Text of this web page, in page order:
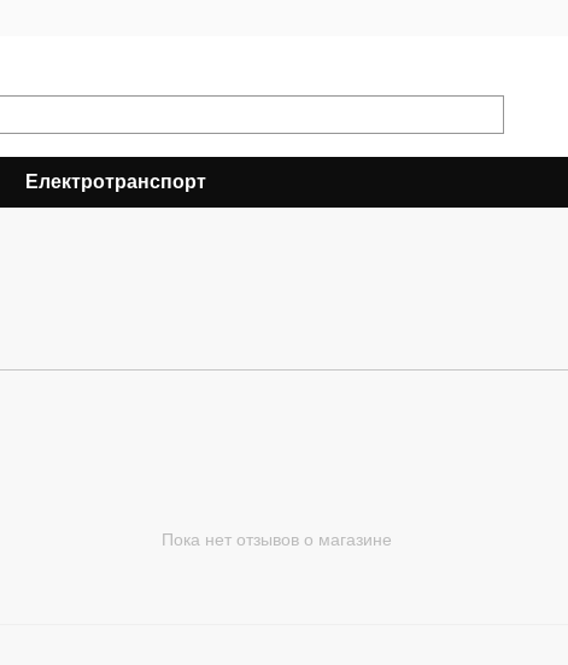
Електротранспорт
Пока нет отзывов о магазине